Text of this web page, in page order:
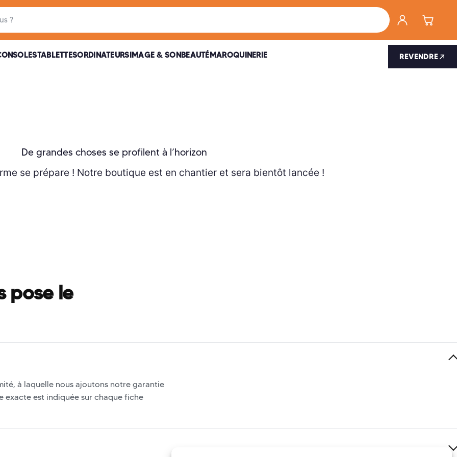
Créer un
Panier
TABLETTESORDINATEURSIMAGE & SONBEAUTÉMAROQUINERIE REVENDRE
De grandes choses se profilent à l’horizon
se prépare ! Notre boutique est en chantier et sera bientôt lancée !
pose le
à laquelle nous ajoutons notre garantie
exacte est indiquée sur chaque fiche